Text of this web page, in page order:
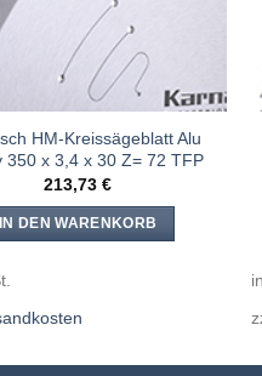
HM-Kreissägeblatt Alu
350 x 3,4 x 30 Z= 72 TFP
213,73€
IN DEN WARENKORB